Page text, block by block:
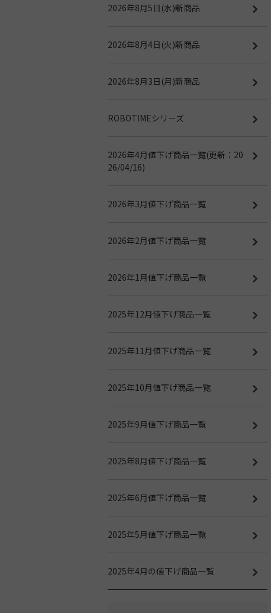
2026年8月5日(水)新商品
2026年8月4日(火)新商品
2026年8月3日(月)新商品
ROBOTIMEシリーズ
2026年4月値下げ商品一覧(更新：20
26/04/16)
2026年3月値下げ商品一覧
2026年2月値下げ商品一覧
2026年1月値下げ商品一覧
2025年12月値下げ商品一覧
2025年11月値下げ商品一覧
2025年10月値下げ商品一覧
2025年9月値下げ商品一覧
2025年8月値下げ商品一覧
2025年6月値下げ商品一覧
2025年5月値下げ商品一覧
2025年4月の値下げ商品一覧